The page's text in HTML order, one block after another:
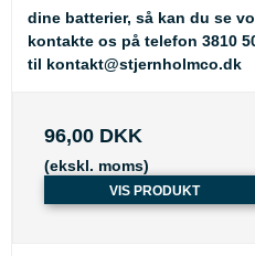
dine batterier, så kan du se
kontakte os på telefon 3810
til kontakt@stjernholmco.dk
96,00 DKK
(ekskl. moms)
VIS PRODUKT